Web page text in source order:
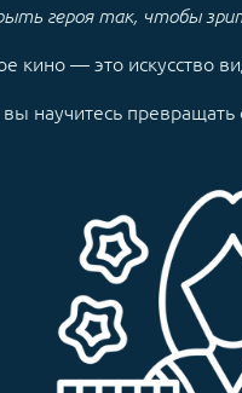
героя так, чтобы
кино — это искусство
вы научитесь